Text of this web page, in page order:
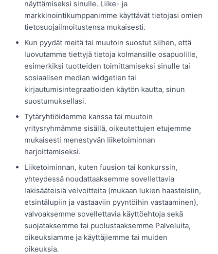
näyttämiseksi sinulle. Liike- ja
markkinointikumppanimme käyttävät tietojasi omien
tietosuojailmoitustensa mukaisesti.
Kun pyydät meitä tai muutoin suostut siihen, että
luovutamme tiettyjä tietoja kolmansille osapuolille,
esimerkiksi tuotteiden toimittamiseksi sinulle tai
sosiaalisen median widgetien tai
kirjautumisintegraatioiden käytön kautta, sinun
suostumuksellasi.
Tytäryhtiöidemme kanssa tai muutoin
yritysryhmämme sisällä, oikeutettujen etujemme
mukaisesti menestyvän liiketoiminnan
harjoittamiseksi.
Liiketoiminnan, kuten fuusion tai konkurssin,
yhteydessä noudattaaksemme sovellettavia
lakisääteisiä velvoitteita (mukaan lukien haasteisiin,
etsintälupiin ja vastaaviin pyyntöihin vastaaminen),
valvoaksemme sovellettavia käyttöehtoja sekä
suojataksemme tai puolustaaksemme Palveluita,
oikeuksiamme ja käyttäjiemme tai muiden
oikeuksia.